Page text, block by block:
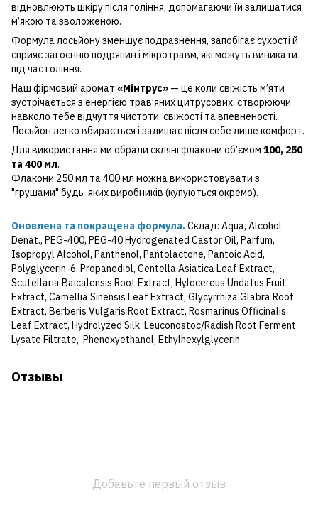
відновлюють шкіру після гоління, допомагаючи їй залишатися
м’якою та зволоженою.
Формула лосьйону зменшує подразнення, запобігає сухості й
сприяє загоєнню подряпин і мікротравм, які можуть виникати
під час гоління.
Наш фірмовий аромат «Мінтрус» — це коли свіжість м’яти
зустрічається з енергією трав’яних цитрусових, створюючи
навколо тебе відчуття чистоти, свіжості та впевненості.
Лосьйон легко вбирається і залишає після себе лише комфорт.
Для використання ми обрали скляні флакони об’ємом 100, 250
та 400 мл.
Флакони 250 мл та 400 мл можна використовувати з
"грушами" будь-яких виробників (купуються окремо).
Оновлена та покращена формула.Склад: Aqua, Alcohol
Denat., PEG-400, PEG-40 Hydrogenated Castor Oil, Parfum,
Isopropyl Alcohol, Panthenol, Pantolactone, Pantoic Acid,
Polyglycerin-6, Propanediol, Centella Asiatica Leaf Extract,
Scutellaria Baicalensis Root Extract, Hylocereus Undatus Fruit
Extract, Camellia Sinensis Leaf Extract, Glycyrrhiza Glabra Root
Extract, Berberis Vulgaris Root Extract, Rosmarinus Officinalis
Leaf Extract, Hydrolyzed Silk, Leuconostoc/Radish Root Ferment
Lysate Filtrate, Phenoxyethanol, Ethylhexylglycerin
Отзывы
Добавьте первый отзыв